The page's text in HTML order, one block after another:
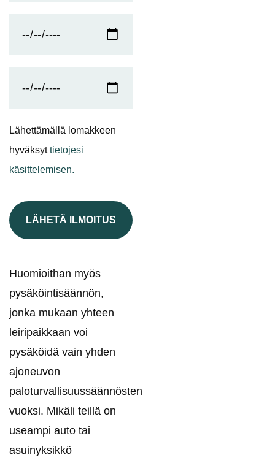
Lähettämällä lomakkeen
hyväksyttietojesi
käsittelemisen.
LÄHETÄ ILMOITUS
Huomioithan myös
pysäköintisäännön,
jonka mukaan yhteen
leiripaikkaan voi
pysäköidä vain yhden
ajoneuvon
paloturvallisuussäännösten
vuoksi. Mikäli teillä on
useampi auto tai
asuinyksikkö